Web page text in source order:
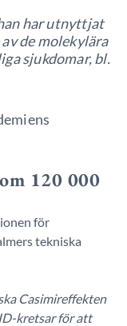
har utnyttjat
de molekylära
sjukdomar, bl.
120 000
för
tekniska
Casimireffekten
kretsar för att